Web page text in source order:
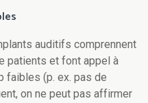
auditifs comprennent
patients et font appel à
faibles (p. ex. pas de
on ne peut pas affirmer